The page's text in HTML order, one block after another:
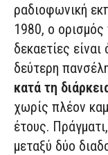
ραδιοφωνική
1980, ο ορισμός
δεκαετίες
δεύτερη
κατά τη
χωρίς πλέον
έτους.
μεταξύ δύο